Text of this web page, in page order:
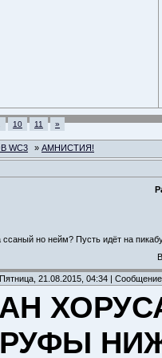
10 11 »
WC3 » АМНИСТИЯ!
ссаный но нейм? Пусть идёт на
21.08.2015, 04:34 |